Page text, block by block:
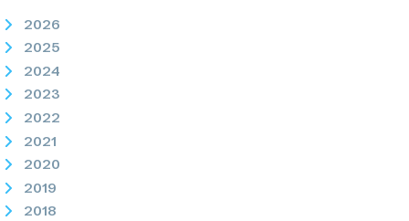
2026
2025
2024
2023
2022
2021
2020
2019
2018